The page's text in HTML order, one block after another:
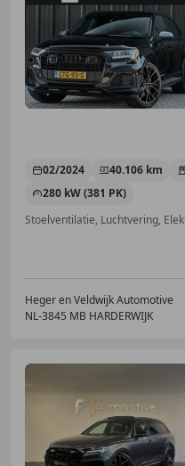
02/2024 40.106 km
280 kW (381 PK)
Heger en Veldwijk Automotive
NL-3845 MB HARDERWIJK